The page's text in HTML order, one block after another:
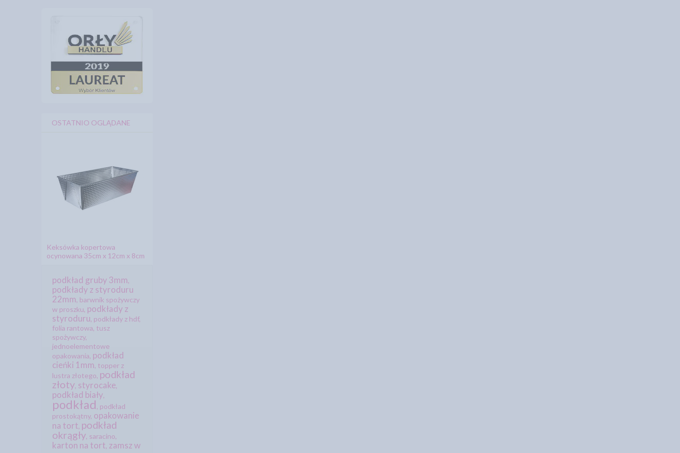
OSTATNIO OGLĄDANE
Keksówka kopertowa
ocynowana 35cm x 12cm x 8cm
podkład gruby 3mm,
podkłady z styroduru
22mm, barwnik spożywczy
w proszku, podkłady z
styroduru, podkłady z hdf,
folia rantowa, tusz
spożywczy,
jednoelementowe
opakowania, podkład
cieńki 1mm, topper z
lustra złotego, podkład
złoty, styrocake,
podkład biały,
podkład, podkład
prostokątny, opakowanie
na tort, podkład
okrągły, saracino,
karton na tort, zamsz w